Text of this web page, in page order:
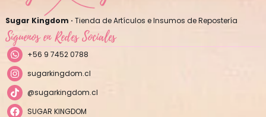
Sugar Kingdom · Tienda de Artículos e Insumos de Repostería
Síguenos en Redes Sociales
+56 9 7452 0788
sugarkingdom.cl
@sugarkingdom.cl
SUGAR KINGDOM